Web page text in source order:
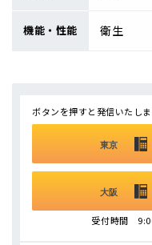
機能・性能 衛生
ボタンを押すと発信いたしま
東京
大阪
受付時間